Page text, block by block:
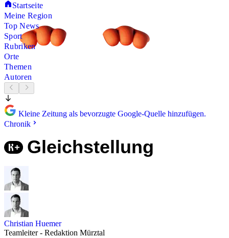
Startseite
Meine Region
Top News
Sport
Rubriken
Orte
Themen
Autoren
Kleine Zeitung als bevorzugte Google-Quelle hinzufügen.
Chronik
Gleichstellung
Christian Huemer
Teamleiter - Redaktion Mürztal